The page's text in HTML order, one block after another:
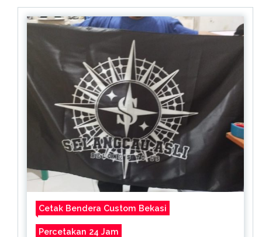
Cetak Bendera Custom Bekasi
Percetakan 24 Jam